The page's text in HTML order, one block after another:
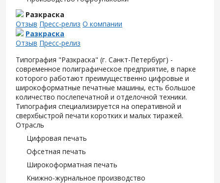
Разкраска
Отзыв Пресс-релиз О компании
Разкраска
Отзыв Пресс-релиз
Типография "Разкраска" (г. Санкт-Петербург) -
современное полиграфическое предприятие, в парке
которого работают преимущественно цифровые и
широкоформатные печатные машины, есть большое
количество послепечатной и отделочной техники.
Типография специализируется на оперативной и
сверхбыстрой печати коротких и малых тиражей.
Отрасль
Цифровая печать
Офсетная печать
Широкоформатная печать
Книжно-журнальное производство